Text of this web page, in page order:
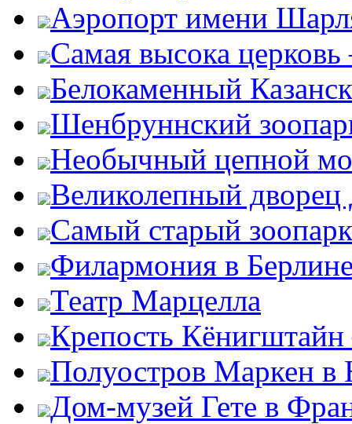
Аэропорт имени
Самая высока
Белокаменный
Шенбруннский
Необычный цепной
Великолепный дворец
Самый старый
Филармония в
Театр Марцелла
Крепость Кёнигштайн
Полуостров Маркен в
Дом-музей Гете в